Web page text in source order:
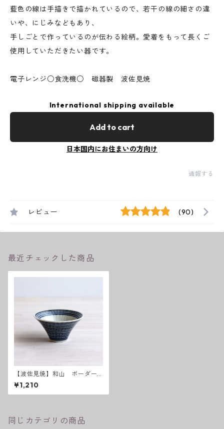
藍色の線は手描きで描かれているので、若干の線の細さの違
いや、にじみなどもあり、
手しごとで作っているのが伝わる絵柄。愛着をもって長くご
使用していただきたい器です。
電子レンジ○食洗機○ 磁器製 波佐見焼
International shipping available
Add to cart
日本国内にお住まいの方向け
通報する
レビュー (90)
最近チェックした商品
【波佐見焼】和山 ボーダー
柄「藍駒」反り碗小
¥1,210
同じカテゴリの商品